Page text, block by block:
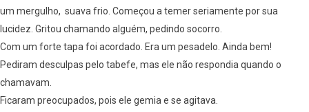
um mergulho, suava frio. Começou a temer seriamente por sua
lucidez. Gritou chamando alguém, pedindo socorro.
Com um forte tapa foi acordado. Era um pesadelo. Ainda bem!
Pediram desculpas pelo tabefe, mas ele não respondia quando o
chamavam.
Ficaram preocupados, pois ele gemia e se agitava.